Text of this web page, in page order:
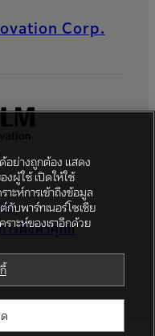
Corp.
า
ารตั้งค่าคุกกี้
ด้อย่างถูกต้อง แสดง
ผู้ใช้ เปิดให้ใช้
ะห์การเข้าถึงข้อมูล
กับพาร์ทเนอร์โซเชีย
าะห์ของเราอีกด้วย